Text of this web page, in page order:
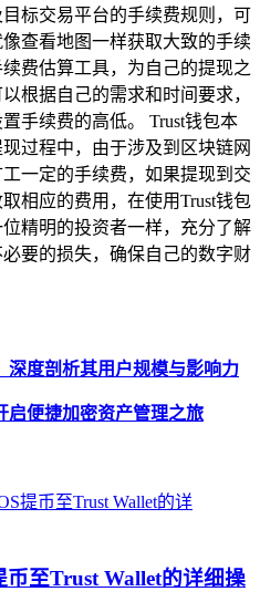
标交易平台的手续费规则，可
查看地图一样获取大致的手续
费估算工具，为自己的提现之
根据自己的需求和时间要求，
手续费的高低。 Trust钱包本
过程中，由于涉及到区块链网
一定的手续费，如果提现到交
相应的费用，在使用Trust钱包
精明的投资者一样，充分了解
要的损失，确保自己的数字财
深度剖析其用户规模与影响力
便捷加密资产管理之旅
至Trust Wallet的详细操